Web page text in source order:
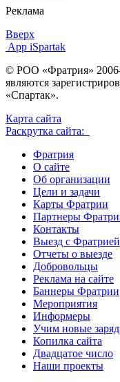
Реклама
Вверх
App iSpartak
© РОО «Фратрия»
являются
«Спартак».
Карта сайта
Раскрутка сайта:
Фратрия
О сайте
Об организации
Цели и задачи
Карты Фратрии
Партнеры
Контакты
Выезд с Фратрией
Отчеты о выезде
Добровольцы
Реклама на сайте
Баннеры Фратрии
Мероприятия
Информеры
Учим новые
Копилка сайта
Двадцатое число
Наши проекты